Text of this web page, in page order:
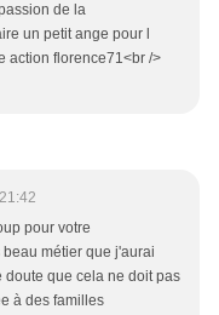
de la
un petit ange pour l
action florence71<br />
pour votre
métier que j'aurai
que cela ne doit pas
à des familles